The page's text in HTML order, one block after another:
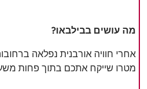
מה עושים בבילבאו?
מטרו שייקח אתכם בתוך פחות משעה